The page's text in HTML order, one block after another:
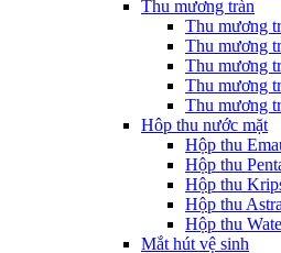
Thu mương tràn
Thu mương
Thu mương
Thu mương
Thu mương
Thu mương
Hôp thu nước mặt
Hộp thu
Hộp thu
Hộp thu
Hộp thu
Hộp thu
Mắt hút vệ sinh